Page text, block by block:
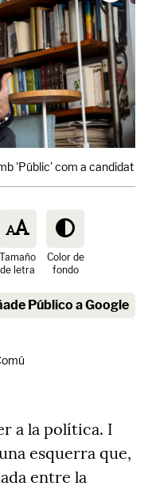
'Públic' com a candidat a
Tamaño
de letra
Color de
fondo
Público a Google
a la política. I
esquerra que,
entre la